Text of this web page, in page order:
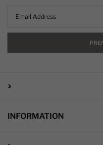
INFORMATION